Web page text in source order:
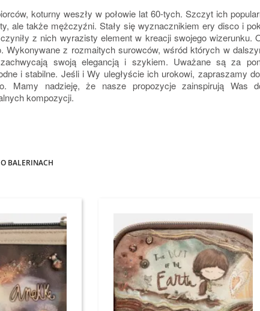
koturny weszły w połowie lat 60-tych. Szczyt ich
ale także mężczyźni. Stały się wyznacznikiem ery disco i
z nich wyrazisty element w kreacji swojego wizerunku.
z rozmaitych surowców, wśród których w
swoją elegancją i szykiem. Uważane są za
i stabilne. Jeśli i Wy uległyście ich urokowi, zapraszamy
Mamy nadzieję, że nasze propozycje zainspirują Was
kompozycji.
BALERINACH